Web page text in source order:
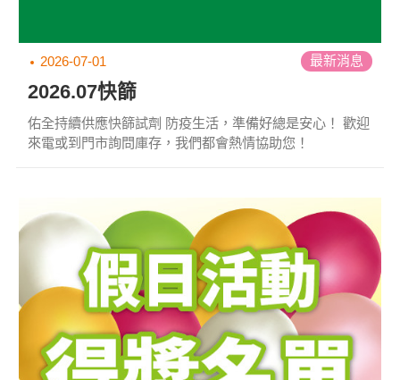
2026-07-01 最新消息
2026.07快篩
佑全持續供應快篩試劑 防疫生活，準備好總是安心！ 歡迎
來電或到門市詢問庫存，我們都會熱情協助您！